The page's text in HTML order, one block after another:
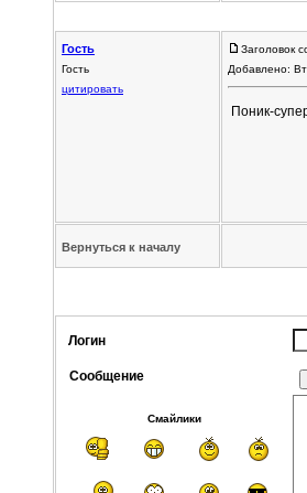
Гость
Гость
цитировать
Заголовок
Добавлено:
Поник-
Вернуться к началу
Логин
Сообщение
Смайлики